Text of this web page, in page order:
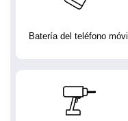
Batería del teléfono móvil